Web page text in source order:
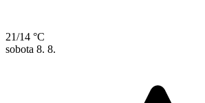
21/14 °C
sobota 8. 8.